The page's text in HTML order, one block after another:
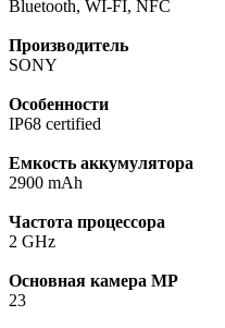
Bluetooth, WI-FI, NFC
Производитель
SONY
Особенности
IP68 certified
Емкость аккумулятора
2900 mAh
Частота процессора
2 GHz
Основная камера МР
23